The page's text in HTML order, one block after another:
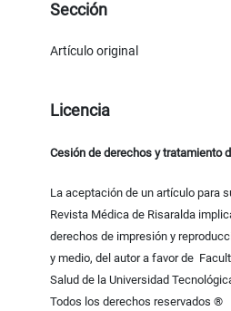
Sección
Artículo original
Licencia
Cesión de derechos y tratamiento
La aceptación de un artículo para
Revista Médica de Risaralda
derechos de impresión y
y medio, del autor a favor de
Salud de la Universidad
Todos los derechos reservados ®